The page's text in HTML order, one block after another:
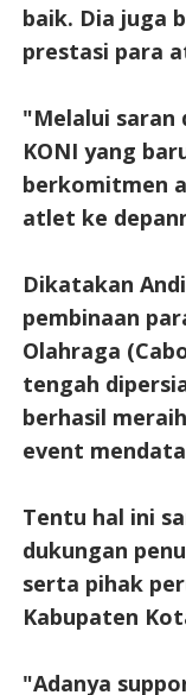
baik. Dia juga
prestasi para
"Melalui saran
KONI yang
berkomitmen
atlet ke
Dikatakan
pembinaan
Olahraga
tengah
berhasil
event
Tentu hal ini
dukungan
serta pihak
Kabupaten
"Adanya